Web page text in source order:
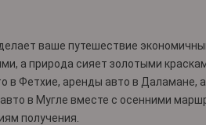
ваше путешествие
а природа сияет золотыми
в Фетхие, аренды авто в Даламане,
в Мугле вместе с осенними
получения.